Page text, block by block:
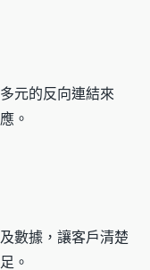
元的反向連結來
。
數據，讓客戶清楚
。